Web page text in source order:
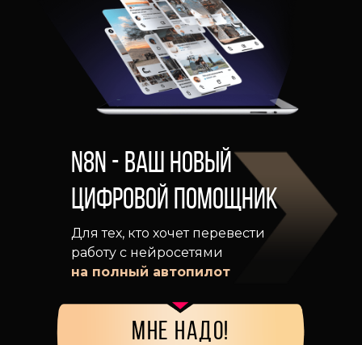
n8n - ваш новый
цифровой помощник
Для тех, кто хочет перевести
работу с нейросетями
на полный автопилот
мне надо!
Включает чат-ботов,
API-запросы, OpenAI,
многое другое